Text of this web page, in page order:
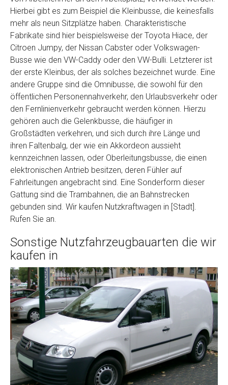
Hierbei gibt es zum Beispiel die Kleinbusse, die keinesfalls
mehr als neun Sitzplätze haben. Charakteristische
Fabrikate sind hier beispielsweise der Toyota Hiace, der
Citroen Jumpy, der Nissan Cabster oder Volkswagen-
Busse wie den VW-Caddy oder den VW-Bulli. Letzterer ist
der erste Kleinbus, der als solches bezeichnet wurde. Eine
andere Gruppe sind die Omnibusse, die sowohl für den
öffentlichen Personennahverkehr, den Urlaubsverkehr oder
den Fernlinienverkehr gebraucht werden können. Hierzu
gehören auch die Gelenkbusse, die häufiger in
Großstädten verkehren, und sich durch ihre Länge und
ihren Faltenbalg, der wie ein Akkordeon aussieht
kennzeichnen lassen, oder Oberleitungsbusse, die einen
elektronischen Antrieb besitzen, deren Fühler auf
Fahrleitungen angebracht sind. Eine Sonderform dieser
Gattung sind die Trambahnen, die an Bahnstrecken
gebunden sind. Wir kaufen Nutzkraftwagen in [Stadt].
Rufen Sie an.
Sonstige Nutzfahrzeugbauarten die wir
kaufen in